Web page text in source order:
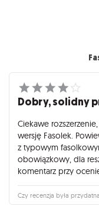
Dobry, solidny
Ciekawe
wersję Fasolek.
z typowym
obowiązkowy, dla
komentarz przy
Czy recenzja była